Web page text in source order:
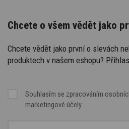
Chcete o všem vědět jako
Chcete vědět jako první o slevách
produktech v našem eshopu?
Souhlasím se zpracováním
marketingové účely